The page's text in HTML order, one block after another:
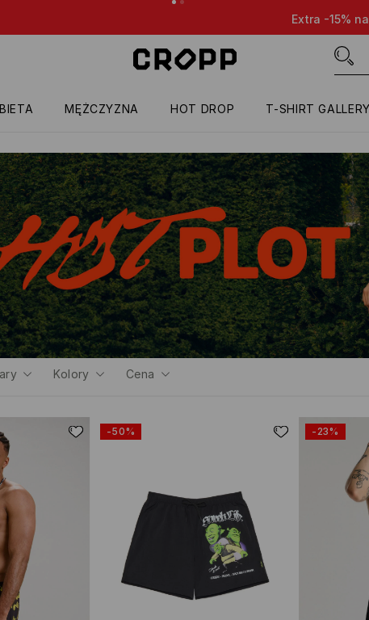
produkty przy zakupie dowolnych 4 itemów 🤩 TYLKO
MĘŻCZYZNA HOT DROP T-SHIRT GALLERY
Kolory Cena
-50% -23%